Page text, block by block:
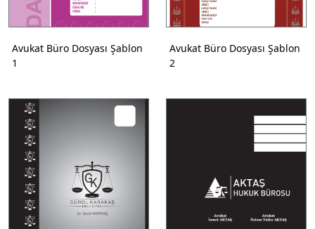
Avukat Büro Dosyası Şablon
1
Avukat Büro Dosyası Şablon
2